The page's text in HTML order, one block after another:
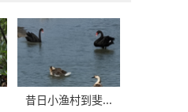
昔日小渔村到斐...